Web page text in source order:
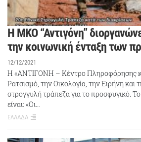
Η ΜΚΟ “Αντιγόνη”
την κοινωνική ένταξη των
12/12/2021
Η «ΑΝΤΙΓΟΝΗ – Κέντρο Πληροφόρησης
Ρατσισμό, την Οικολογία, την Ειρήνη και
στρογγυλή τράπεζα για το προσφυγικό.
είναι: «Οι…
ΕΛΛΑΔΑ